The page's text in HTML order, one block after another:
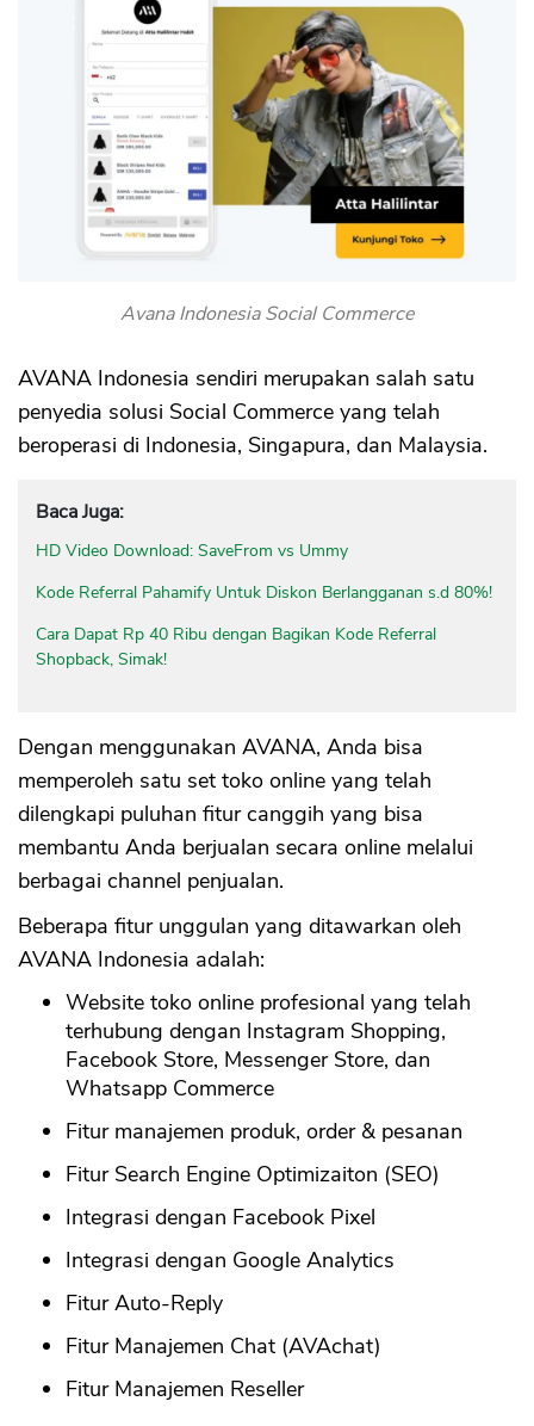
Avana Indonesia Social Commerce
AVANA Indonesia sendiri merupakan salah satu
penyedia solusi Social Commerce yang telah
beroperasi di Indonesia, Singapura, dan Malaysia.
Baca Juga:
HD Video Download: SaveFrom vs Ummy
Kode Referral Pahamify Untuk Diskon Berlangganan s.d 80%!
Cara Dapat Rp 40 Ribu dengan Bagikan Kode Referral
Shopback, Simak!
Dengan menggunakan AVANA, Anda bisa
memperoleh satu set toko online yang telah
dilengkapi puluhan fitur canggih yang bisa
membantu Anda berjualan secara online melalui
berbagai channel penjualan.
Beberapa fitur unggulan yang ditawarkan oleh
AVANA Indonesia adalah:
Website toko online profesional yang telah
terhubung dengan Instagram Shopping,
Facebook Store, Messenger Store, dan
Whatsapp Commerce
Fitur manajemen produk, order & pesanan
Fitur Search Engine Optimizaiton (SEO)
Integrasi dengan Facebook Pixel
Integrasi dengan Google Analytics
Fitur Auto-Reply
Fitur Manajemen Chat (AVAchat)
Fitur Manajemen Reseller